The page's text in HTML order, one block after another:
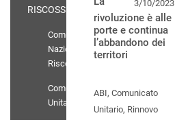
RISCOSSIONE
Comunicati
Nazionali
Riscossione
Comunicato
Unitario
3/10/2023
rivoluzione è alle
porte e continua
l’abbandono dei
territori
ABI, Comunicato
Unitario, Rinnovo